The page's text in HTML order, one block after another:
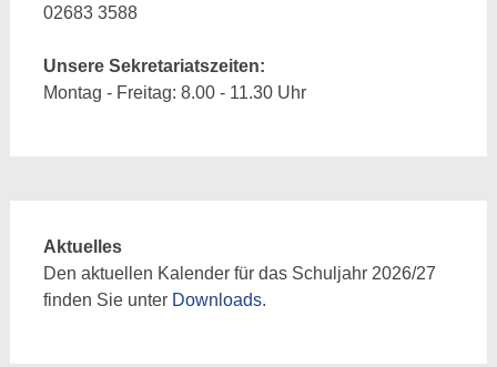
02683 3588
Unsere Sekretariatszeiten:
Montag - Freitag: 8.00 - 11.30 Uhr
Aktuelles
Den aktuellen Kalender für das Schuljahr 2026/27
finden Sie unter Downloads.